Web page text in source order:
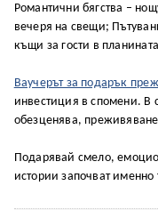
Романтични бягства –
вечеря на свещи;
къщи за гости в
Ваучерът за подарък
инвестиция в спомени. В
обезценява,
Подарявай смело,
истории започват именно